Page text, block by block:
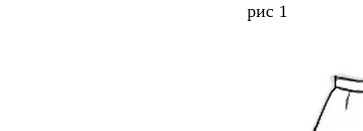
рис 1